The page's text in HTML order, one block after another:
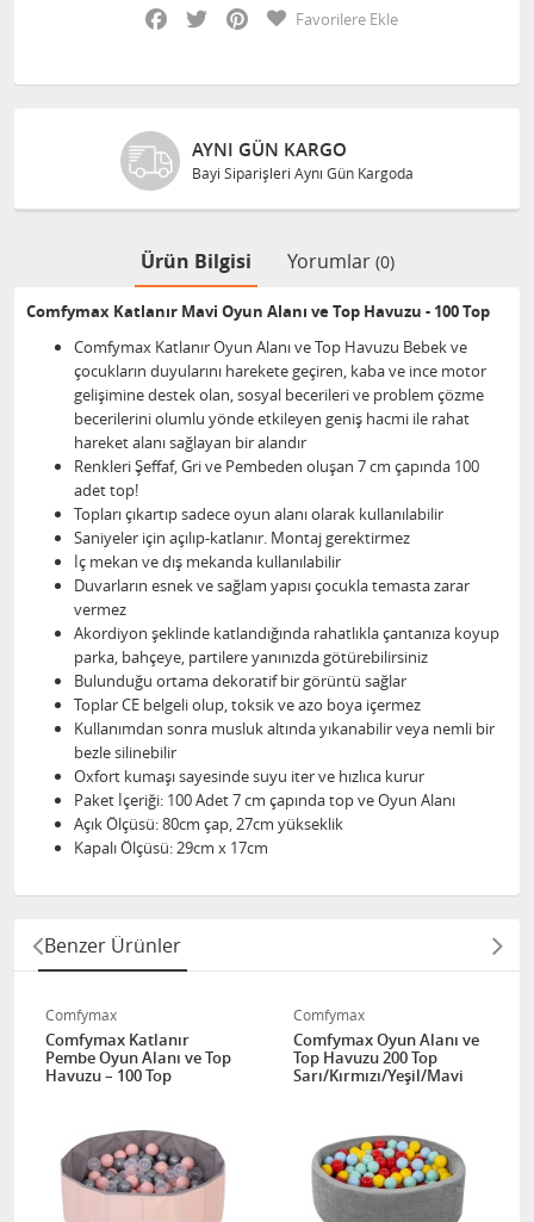
Facebook
Twitter PinterestFavorilere Ekle
AYNI GÜN KARGO
Bayi Siparişleri Aynı Gün Kargoda
Ürün Bilgisi Yorumlar (0)
Comfymax Katlanır Mavi Oyun Alanı ve Top Havuzu - 100 Top
Comfymax Katlanır Oyun Alanı ve Top Havuzu Bebek ve
çocukların duyularını harekete geçiren, kaba ve ince motor
gelişimine destek olan, sosyal becerileri ve problem çözme
becerilerini olumlu yönde etkileyen geniş hacmi ile rahat
hareket alanı sağlayan bir alandır
Renkleri Şeffaf, Gri ve Pembeden oluşan 7 cm çapında 100
adet top!
Topları çıkartıp sadece oyun alanı olarak kullanılabilir
Saniyeler için açılıp-katlanır. Montaj gerektirmez
İç mekan ve dış mekanda kullanılabilir
Duvarların esnek ve sağlam yapısı çocukla temasta zarar
vermez
Akordiyon şeklinde katlandığında rahatlıkla çantanıza koyup
parka, bahçeye, partilere yanınızda götürebilirsiniz
Bulunduğu ortama dekoratif bir görüntü sağlar
Toplar CE belgeli olup, toksik ve azo boya içermez
Kullanımdan sonra musluk altında yıkanabilir veya nemli bir
bezle silinebilir
Oxfort kumaşı sayesinde suyu iter ve hızlıca kurur
Paket İçeriği: 100 Adet 7 cm çapında top ve Oyun Alanı
Açık Ölçüsü: 80cm çap, 27cm yükseklik
Kapalı Ölçüsü: 29cm x 17cm
Benzer Ürünler
Comfymax
Comfymax Katlanır
Pembe Oyun Alanı ve Top
Havuzu – 100 Top
Comfymax
Comfymax Oyun Alanı ve
Top Havuzu 200 Top
Sarı/Kırmızı/Yeşil/Mavi